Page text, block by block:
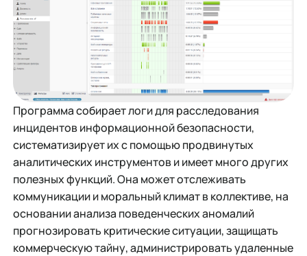
Программа собирает логи для расследования
инцидентов информационной безопасности,
систематизирует их с помощью продвинутых
аналитических инструментов и имеет много других
полезных функций. Она может отслеживать
коммуникации и моральный климат в коллективе, на
основании анализа поведенческих аномалий
прогнозировать критические ситуации, защищать
коммерческую тайну, администрировать удаленные